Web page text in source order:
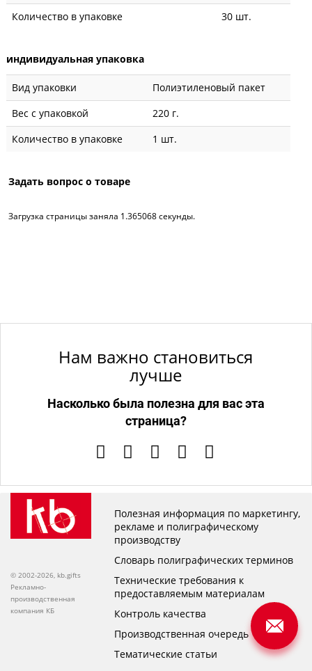
Количество в упаковке
30 шт.
индивидуальная упаковка
Вид упаковки
Полиэтиленовый пакет
Вес с упаковкой
220 г.
Количество в упаковке
1 шт.
Задать вопрос о товаре
Загрузка страницы заняла 1.365068 секунды.
Нам важно становиться
лучше
Насколько была полезна для вас эта
страница?
© 2002-2026, kb.gifts
Рекламно-
производственная
компания КБ
Полезная информация по маркетингу,
рекламе и полиграфическому
производству
Словарь полиграфических терминов
Технические требования к
предоставляемым материалам
Контроль качества
Производственная очередь
Тематические статьи